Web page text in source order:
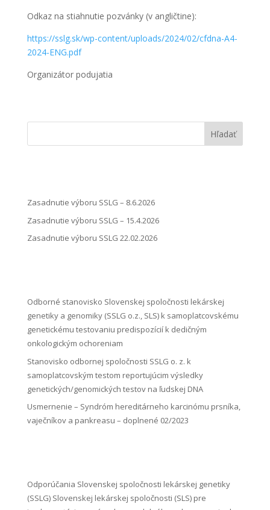
Odkaz na stiahnutie pozvánky (v angličtine):
https://sslg.sk/wp-content/uploads/2024/02/cfdna-A4-
2024-ENG.pdf
Organizátor podujatia
Hľadať
Zasadnutie výboru SSLG – 8.6.2026
Zasadnutie výboru SSLG – 15.4.2026
Zasadnutie výboru SSLG 22.02.2026
Odborné stanovisko Slovenskej spoločnosti lekárskej
genetiky a genomiky (SSLG o.z., SLS) k samoplatcovskému
genetickému testovaniu predispozícií k dedičným
onkologickým ochoreniam
Stanovisko odbornej spoločnosti SSLG o. z. k
samoplatcovským testom reportujúcim výsledky
genetických/genomických testov na ľudskej DNA
Usmernenie – Syndróm hereditárneho karcinómu prsníka,
vaječníkov a pankreasu – doplnené 02/2023
Odporúčania Slovenskej spoločnosti lekárskej genetiky
(SSLG) Slovenskej lekárskej spoločnosti (SLS) pre